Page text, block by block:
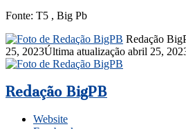
Fonte: T5 , Big Pb
Redação
25, 2023Última atualização abril 25,
Redação BigPB
Website